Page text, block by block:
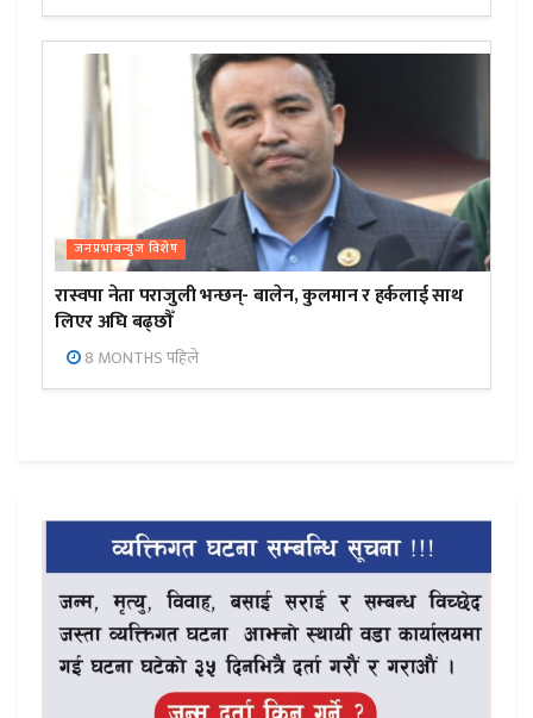
जनप्रभाबन्युज विशेष
रास्वपा नेता पराजुली भन्छन्- बालेन, कुलमान र हर्कलाई साथ
लिएर अघि बढ्छौँ
8 MONTHS पहिले